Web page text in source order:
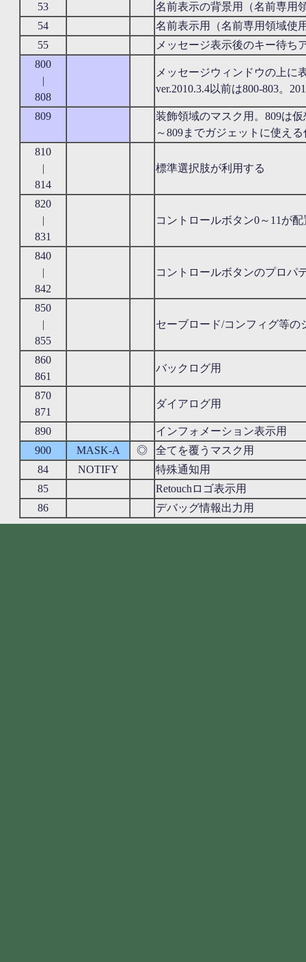
53
名前表示の背景用（名前専用
54
名前表示用（名前専用領域使
55
メッセージ表示後のキー待ち
800
|
808
メッセージウィンドウの上に
ver.2010.3.4以前は800-803。
809
装飾領域のマスク用。809は
～809までガジェットに使え
810
|
814
標準選択肢が利用する
820
|
831
コントロールボタン0～11が
840
|
842
コントロールボタンのプロパ
850
|
855
セーブロード/コンフィグ等の
860
861
バックログ用
870
871
ダイアログ用
890
インフォメーション表示用
900
MASK-A ◎
全てを覆うマスク用
84
NOTIFY
特殊通知用
85
Retouchロゴ表示用
86
デバッグ情報出力用